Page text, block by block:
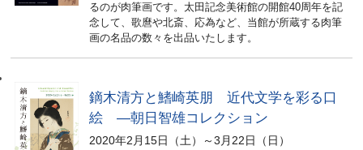
るのが肉筆画です。太田記念美術館の開館40周年を記
念して、歌麿や北斎、応為など、当館が所蔵する肉筆
画の名品の数々を出品いたします。
鏑木清方と鰭崎英朋 近代文学を彩る口
絵 ―朝日智雄コレクション
2020年2月15日（土）～3月22日（日）